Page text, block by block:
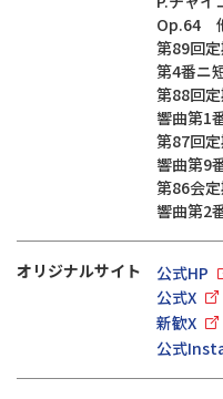
Op.64
第89回
第4番ニ
第88回
響曲第1
第87回
響曲第9
第86会
響曲第2
オリジナルサイト
公式HP
公式X
新歓X
公式